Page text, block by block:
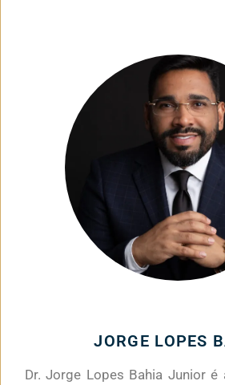
JORGE LOPES
Dr. Jorge Lopes Bahia Junior é